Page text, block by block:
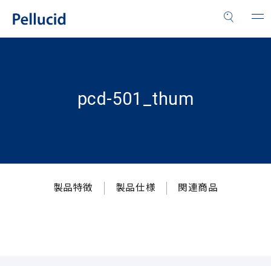
pcd-501_thum
製品特徴 製品仕様 関連商品